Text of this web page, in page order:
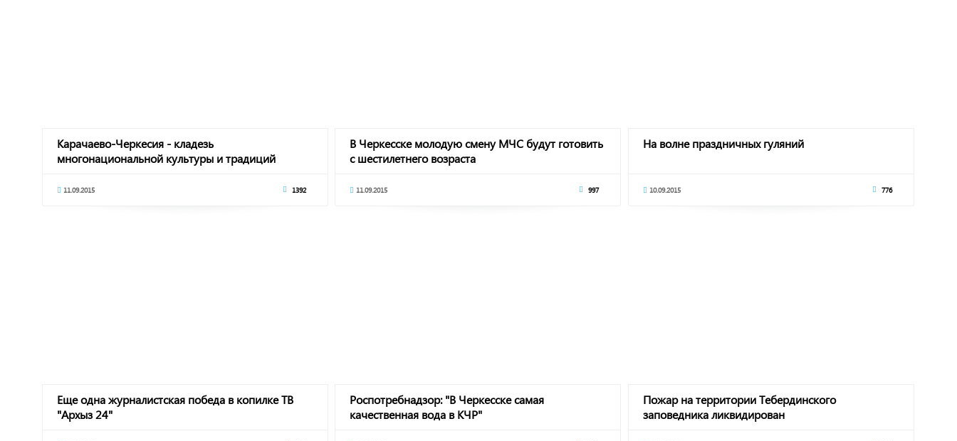
Карачаево-Черкесия - кладезь
многонациональной культуры и традиций
11.09.2015 1392
В Черкесске молодую смену МЧС будут готовить
с шестилетнего возраста
11.09.2015 997
На волне праздничных гуляний
10.09.2015 776
Еще одна журналистская победа в копилке ТВ
"Архыз 24"
Роспотребнадзор: "В Черкесске самая
качественная вода в КЧР"
Пожар на территории Тебердинского
заповедника ликвидирован